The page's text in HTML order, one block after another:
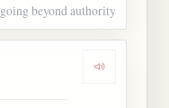
going beyond authority
Dengarkan